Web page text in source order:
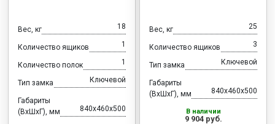
Вес, кг 18
Количество ящиков 1
Количество полок 1
Тип замка Ключевой
Габариты
(ВхШхГ), мм
840x460x500
Вес, кг 25
Количество ящиков 3
Тип замка Ключевой
Габариты
(ВхШхГ), мм
840x460x500
В наличии
9 904 руб.